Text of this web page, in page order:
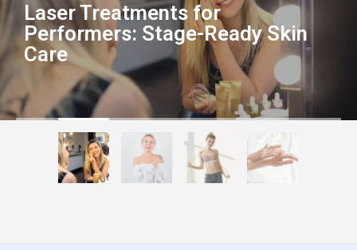
Laser Treatments for
Performers: Stage-Ready Skin
Care